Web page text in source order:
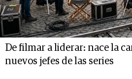
De filmar a liderar: nace la
nuevos jefes de las series